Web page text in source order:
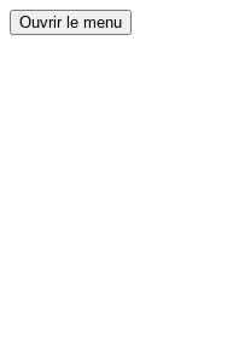
Ouvrir le menu